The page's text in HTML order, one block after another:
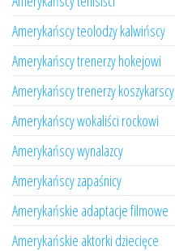
Amerykańscy teolodzy kalwińscy
Amerykańscy trenerzy hokejowi
Amerykańscy trenerzy koszykarscy
Amerykańscy wokaliści rockowi
Amerykańscy wynalazcy
Amerykańscy zapaśnicy
Amerykańskie adaptacje filmowe
Amerykańskie aktorki dziecięce